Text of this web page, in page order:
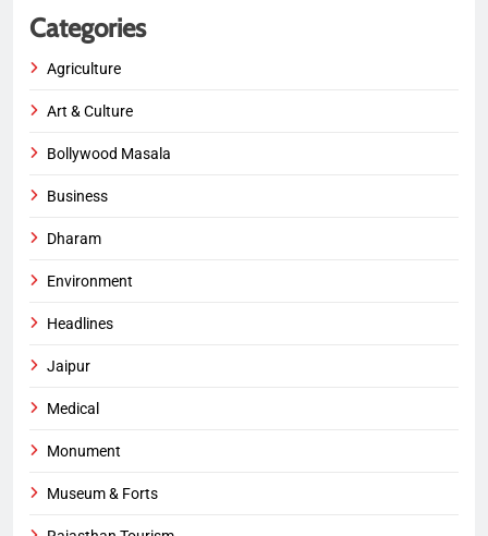
Categories
Agriculture
Art & Culture
Bollywood Masala
Business
Dharam
Environment
Headlines
Jaipur
Medical
Monument
Museum & Forts